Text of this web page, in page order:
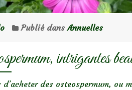
Publié dansAnnuelles
intrigantes
d’acheter des osteospermum,